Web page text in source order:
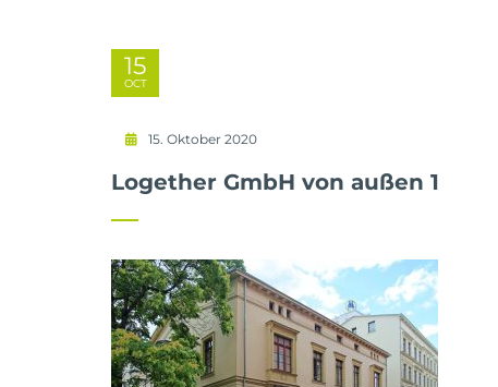
15
OCT
15. Oktober 2020
Logether GmbH von außen 1